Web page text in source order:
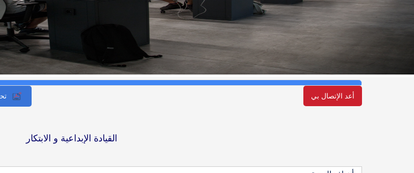
أعد الإتصال بي
القيادة الإبداعية و الابتكار